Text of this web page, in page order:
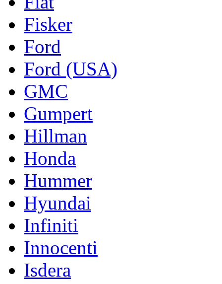
Fisker
Ford
Ford (USA)
GMC
Gumpert
Hillman
Honda
Hummer
Hyundai
Infiniti
Innocenti
Isdera